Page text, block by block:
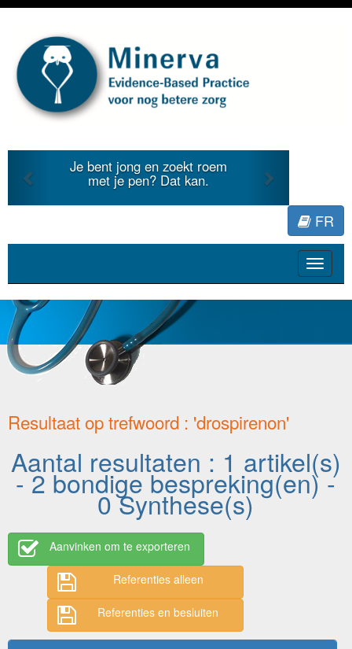
Je bent jong en zoekt roem
met je pen? Dat kan.
Previous
FR
Toggle
Resultaat op trefwoord : 'drospirenon'
Aantal resultaten : 1 artikel(s)
- 2 bondige bespreking(en) -
0 Synthese(s)
Aanvinken om te exporteren
Referenties alleen
Referenties en besluiten